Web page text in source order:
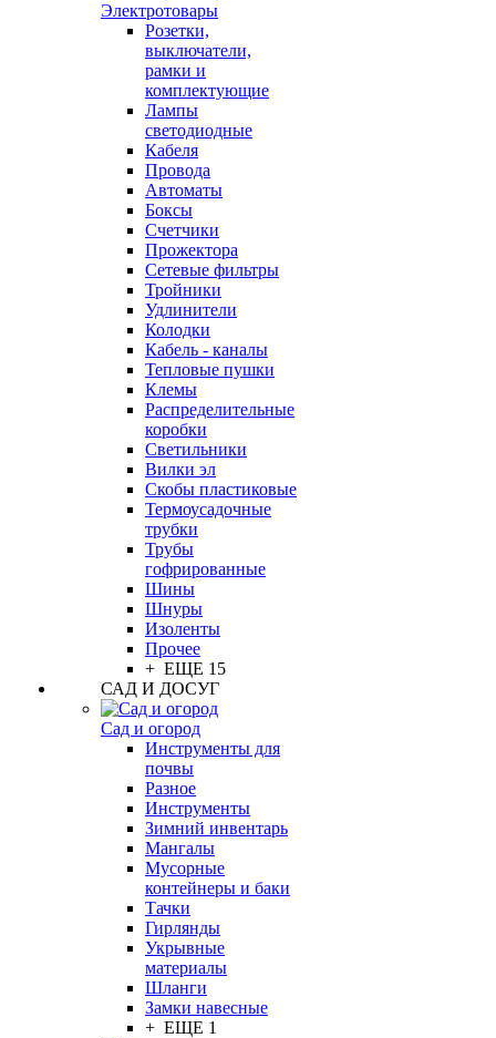
Электротовары
Розетки,
выключатели,
рамки и
комплектующие
Лампы
светодиодные
Кабеля
Провода
Автоматы
Боксы
Счетчики
Прожектора
Сетевые фильтры
Тройники
Удлинители
Колодки
Кабель - каналы
Тепловые пушки
Клемы
Распределительные
коробки
Светильники
Вилки эл
Скобы пластиковые
Термоусадочные
трубки
Трубы
гофрированные
Шины
Шнуры
Изоленты
Прочее
+ ЕЩЕ 15
САД И ДОСУГ
Сад и огород
Инструменты для
почвы
Разное
Инструменты
Зимний инвентарь
Мангалы
Мусорные
контейнеры и баки
Тачки
Гирлянды
Укрывные
материалы
Шланги
Замки навесные
+ ЕЩЕ 1